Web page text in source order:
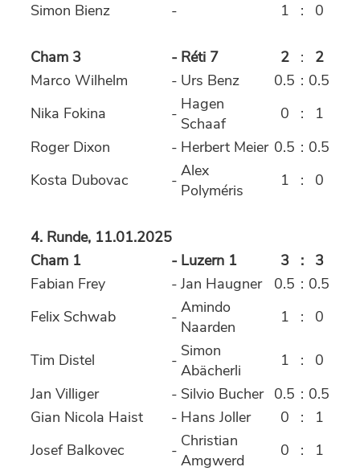
Simon Bienz
- 1 : 0
Cham 3 - Réti 7 2 :
2
Marco Wilhelm
- Urs Benz 0.5 : 0.5
Nika Fokina
- Hagen
Schaaf
0 :
1
Roger Dixon
- Herbert Meier 0.5 : 0.5
Kosta Dubovac
- Alex
Polyméris
1 : 0
4. Runde, 11.01.2025
Cham 1
- Luzern 1 3 :
3
Fabian Frey
- Jan Haugner 0.5 : 0.5
Felix Schwab
- Amindo
Naarden
1 : 0
Tim Distel - Simon
Abächerli
1 :
0
Jan Villiger
- Silvio Bucher 0.5 : 0.5
Gian Nicola Haist
- Hans Joller 0 :
1
Josef Balkovec
- Christian
Amgwerd
0 : 1